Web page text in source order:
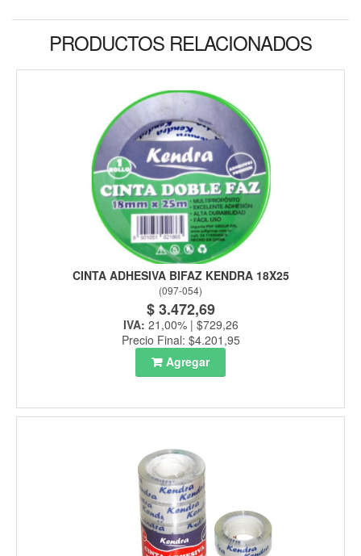
PRODUCTOS RELACIONADOS
CINTA ADHESIVA BIFAZ KENDRA 18X25
(097-054)
$ 3.472,69
IVA: 21,00% | $729,26
Precio Final: $4.201,95
Agregar